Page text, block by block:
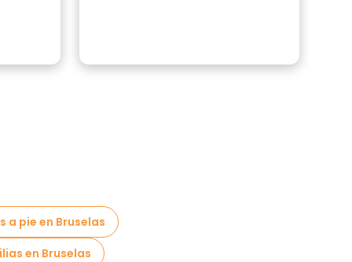
pie en Bruselas
en Bruselas